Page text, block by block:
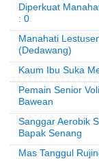
Diperkuat
: 0
Manahati
(Dedawang)
Kaum Ibu Suka
Pemain Senior
Bawean
Sanggar Aerobik
Bapak Senang
Mas Tanggul